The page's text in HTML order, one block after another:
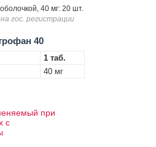
40 мг: 20 шт.
гос. регистрации
40
1 таб.
40 мг
при
с